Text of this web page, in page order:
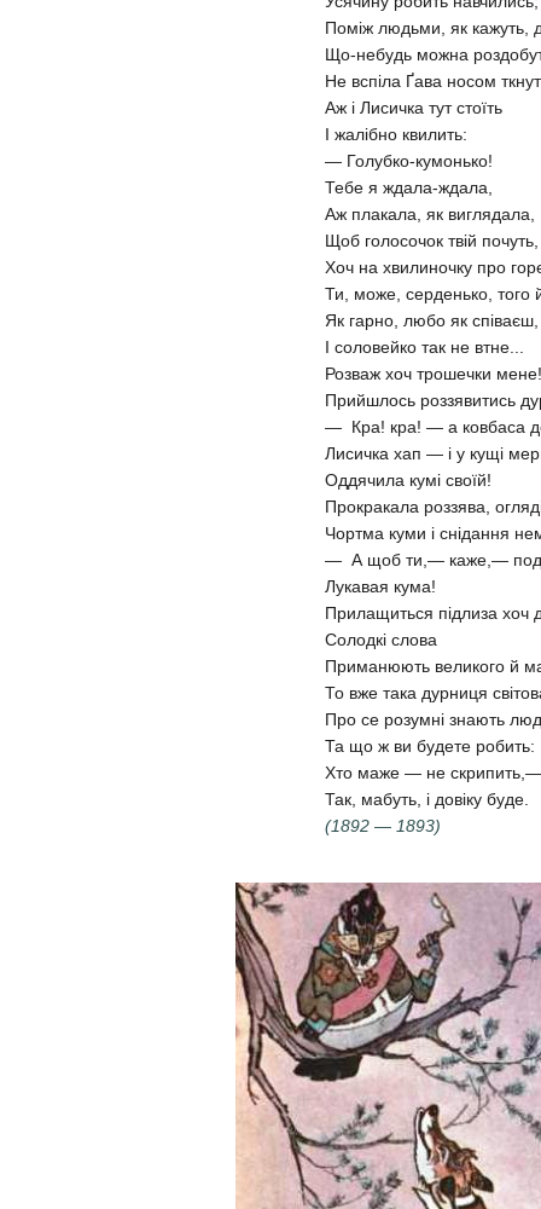
Поміж людьми, як кажуть,
Що-небудь можна
Не вспіла Ґава носом
Аж і Лисичка тут стоїть
І жалібно квилить:
— Голубко-кумонько!
Тебе я ждала-ждала,
Аж плакала, як виглядала,
Щоб голосочок твій почуть,
Хоч на хвилиночку про
Ти, може, серденько, того
Як гарно, любо як
І соловейко так не втне...
Розваж хоч трошечки
Прийшлось роззявитись
— Кра! кра! — а ковбаса
Лисичка хап — і у кущі
Оддячила кумі своїй!
Прокракала роззява,
Чортма куми і снідання
— А щоб ти,— каже,—
Лукавая кума!
Прилащиться підлиза хоч
Солодкі слова
Приманюють великого й
То вже така дурниця
Про се розумні знають
Та що ж ви будете робить:
Хто маже — не скрипить,—
Так, мабуть, і довіку буде.
(1892 — 1893)